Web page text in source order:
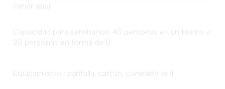
cenar aquí.
Capacidad para seminarios: 40 personas en un teatro y
20 personas en forma de U
Equipamiento : pantalla, cartón, conexión wifi